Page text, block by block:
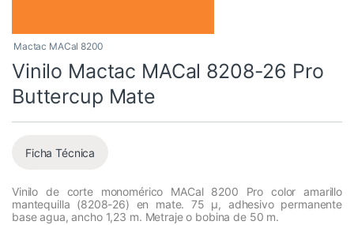
Mactac MACal 8200
Vinilo Mactac MACal 8208-26 Pro
Buttercup Mate
Ficha Técnica
Vinilo de corte monomérico MACal 8200 Pro color amarillo
mantequilla (8208-26) en mate. 75 µ, adhesivo permanente
base agua, ancho 1,23 m. Metraje o bobina de 50 m.